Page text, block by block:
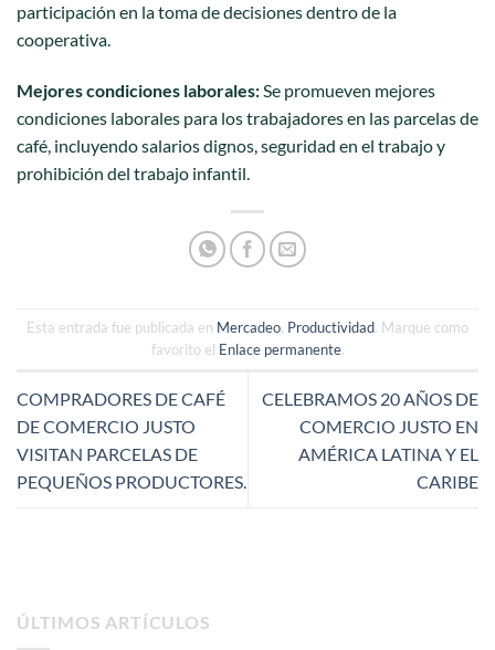
participación en la toma de decisiones dentro de la
cooperativa.
Mejores condiciones laborales:Se promueven mejores
condiciones laborales para los trabajadores en las parcelas de
café, incluyendo salarios dignos, seguridad en el trabajo y
prohibición del trabajo infantil.
Esta entrada fue publicada en Mercadeo, Productividad. Marque como
favorito el Enlace permanente.
COMPRADORES DE CAFÉ
DE COMERCIO JUSTO
VISITAN PARCELAS DE
PEQUEÑOS PRODUCTORES.
CELEBRAMOS 20 AÑOS DE
COMERCIO JUSTO EN
AMÉRICA LATINA Y EL
CARIBE
ÚLTIMOS ARTÍCULOS